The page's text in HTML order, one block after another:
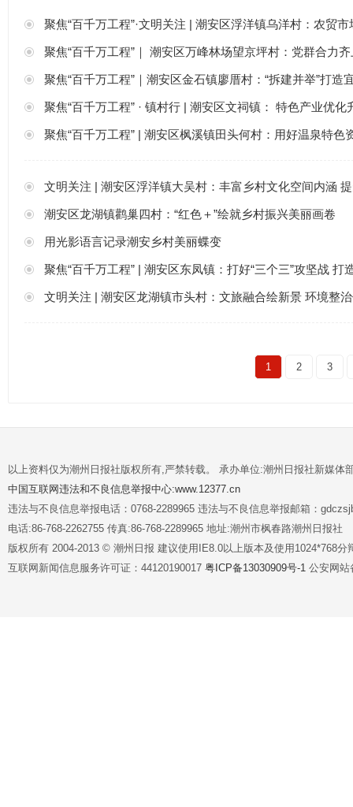
聚焦“百千万工程”·文明关注 | 潮安区浮洋镇乌洋村：农贸
聚焦“百千万工程”｜ 潮安区万峰林场望京坪村：党群合力
聚焦“百千万工程”｜潮安区金石镇廖厝村：“拆建并举”打造
聚焦“百千万工程” · 镇村行 | 潮安区文祠镇： 特色产业优
聚焦“百千万工程” | 潮安区枫溪镇田头何村：用好温泉特色
文明关注 | 潮安区浮洋镇大吴村：丰富乡村文化空间内涵
潮安区龙湖镇鹳巢四村：“红色＋”绘就乡村振兴美丽画卷
用光影语言记录潮安乡村美丽蝶变
聚焦“百千万工程” | 潮安区东凤镇：打好“三个三”攻坚战 打
文明关注 | 潮安区龙湖镇市头村：文旅融合绘新景 环境整
1 2 3
以上资料仅为潮州日报社版权所有,严禁转载。 承办单位:潮州日报社新媒体
中国互联网违法和不良信息举报中心:www.12377.cn
违法与不良信息举报电话：0768-2289965 违法与不良信息举报邮箱：
电话:86-768-2262755 传真:86-768-2289965 地址:潮州市枫春路潮州日报社
版权所有 2004-2013 © 潮州日报 建议使用IE8.0以上版本及使用1024*768分
互联网新闻信息服务许可证：44120190017 粤ICP备13030909号-1 公安网站